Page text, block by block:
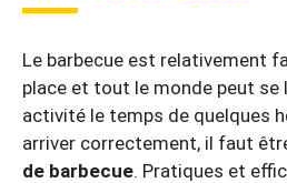
Le barbecue est relativement
place et tout le monde peut se
activité le temps de quelques
arriver correctement, il faut
de barbecue. Pratiques et